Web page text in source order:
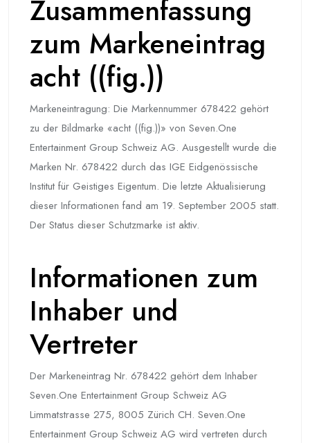
Zusammenfassung
zum Markeneintrag
acht ((fig.))
Markeneintragung: Die Markennummer 678422 gehört
zu der Bildmarke «acht ((fig.))» von Seven.One
Entertainment Group Schweiz AG. Ausgestellt wurde die
Marken Nr. 678422 durch das IGE Eidgenössische
Institut für Geistiges Eigentum. Die letzte Aktualisierung
dieser Informationen fand am 19. September 2005 statt.
Der Status dieser Schutzmarke ist aktiv.
Informationen zum
Inhaber und
Vertreter
Der Markeneintrag Nr. 678422 gehört dem Inhaber
Seven.One Entertainment Group Schweiz AG
Limmatstrasse 275, 8005 Zürich CH. Seven.One
Entertainment Group Schweiz AG wird vertreten durch